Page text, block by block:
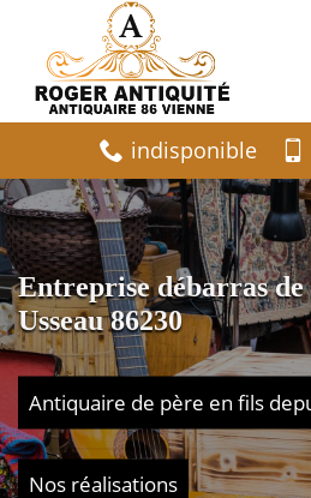
indisponible
Entreprise débarras
Usseau 86230
Antiquaire de père en fils
Nos réalisations